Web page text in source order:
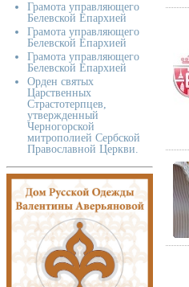
Грамота управляющего
Белевской Епархией
Грамота управляющего
Белевской Епархией
Грамота управляющего
Белевской Епархией
Орден святых
Царственных
Страстотерпцев,
утвержденный
Черногорской
митрополией Сербской
Православной Церкви.